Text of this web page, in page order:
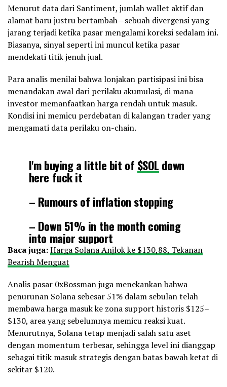
Menurut data dari Santiment, jumlah wallet aktif dan
alamat baru justru bertambah—sebuah divergensi yang
jarang terjadi ketika pasar mengalami koreksi sedalam ini.
Biasanya, sinyal seperti ini muncul ketika pasar
mendekati titik jenuh jual.
Para analis menilai bahwa lonjakan partisipasi ini bisa
menandakan awal dari perilaku akumulasi, di mana
investor memanfaatkan harga rendah untuk masuk.
Kondisi ini memicu perdebatan di kalangan trader yang
mengamati data perilaku on-chain.
I'm buying a little bit of $SOL down
here fuck it
– Rumours of inflation stopping
– Down 51% in the month coming
into major support
– One of the most FOMO driven coins
I'll cut below 120
pic.twitter.com/WxQIsIVbQ9
— 0xBossman (@0xBossman)November 21, 2025
Baca juga:Harga Solana Anjlok ke $130,88, Tekanan
Bearish Menguat
Analis pasar 0xBossman juga menekankan bahwa
penurunan Solana sebesar 51% dalam sebulan telah
membawa harga masuk ke zona support historis $125–
$130, area yang sebelumnya memicu reaksi kuat.
Menurutnya, Solana tetap menjadi salah satu aset
dengan momentum terbesar, sehingga level ini dianggap
sebagai titik masuk strategis dengan batas bawah ketat di
sekitar $120.